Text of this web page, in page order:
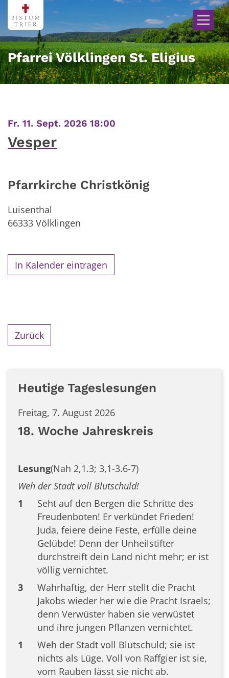
Zum Inhalt springen
Pfarrei Völklingen St. Eligius
Fr. 11. Sept. 2026 18:00
Vesper
Pfarrkirche Christkönig
Luisenthal
66333 Völklingen
In Kalender eintragen
Zurück
Heutige Tageslesungen
Freitag, 7. August 2026
18. Woche Jahreskreis
Lesung(Nah 2,1.3; 3,1-3.6-7)
Weh der Stadt voll Blutschuld!
1
Seht auf den Bergen die Schritte des
Freudenboten! Er verkündet Frieden!
Juda, feiere deine Feste, erfülle deine
Gelübde! Denn der Unheilstifter
durchstreift dein Land nicht mehr; er ist
völlig vernichtet.
3
Wahrhaftig, der Herr stellt die Pracht
Jakobs wieder her wie die Pracht Israels;
denn Verwüster haben sie verwüstet
und ihre jungen Pflanzen vernichtet.
1
Weh der Stadt voll Blutschuld; sie ist
nichts als Lüge. Voll von Raffgier ist sie,
vom Rauben lässt sie nicht ab.